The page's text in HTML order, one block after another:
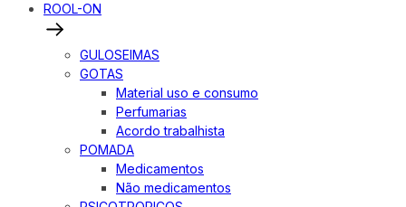
ROOL-ON
GULOSEIMAS
GOTAS
Material uso e consumo
Perfumarias
Acordo trabalhista
POMADA
Medicamentos
Não medicamentos